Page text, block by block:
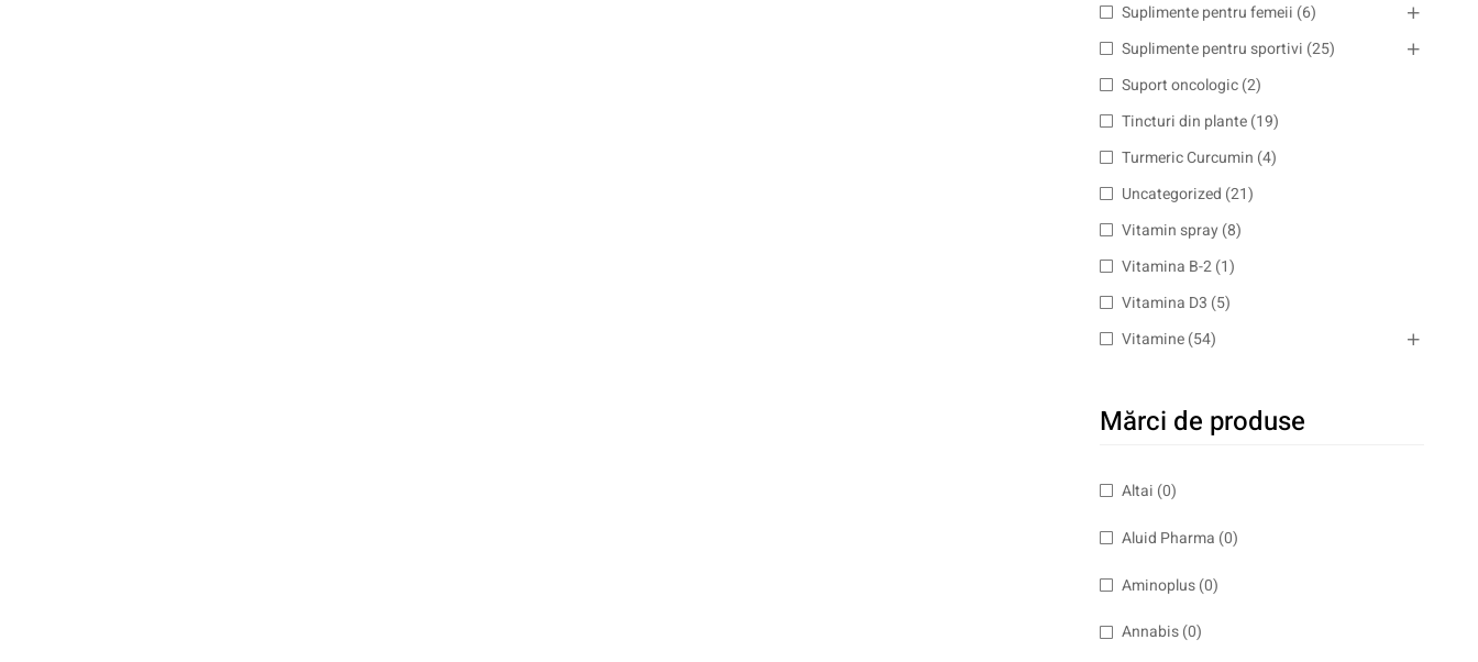
Suplimente pentru femeii (6)
Suplimente pentru sportivi (25)
Suport oncologic (2)
Tincturi din plante (19)
Turmeric Curcumin (4)
Uncategorized (21)
Vitamin spray (8)
Vitamina B-2 (1)
Vitamina D3 (5)
Vitamine (54)
Mărci de produse
Altai (0)
Aluid Pharma (0)
Aminoplus (0)
Annabis (0)